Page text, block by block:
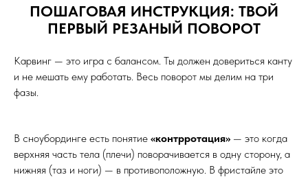
ПОШАГОВАЯ ИНСТРУКЦИЯ: ТВОЙ
ПЕРВЫЙ РЕЗАНЫЙ ПОВОРОТ
Карвинг — это игра с балансом. Ты должен довериться канту
и не мешать ему работать. Весь поворот мы делим на три
фазы.
В сноубординге есть понятие «контрротация» — это когда
верхняя часть тела (плечи) поворачивается в одну сторону, а
нижняя (таз и ноги) — в противоположную. В фристайле это